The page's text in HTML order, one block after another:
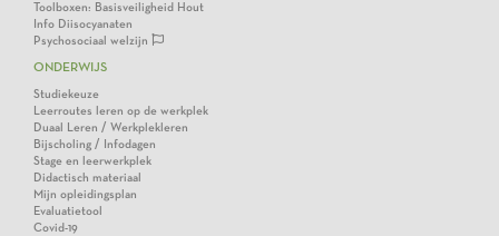
Toolboxen: Basisveiligheid Hout
Info Diisocyanaten
Psychosociaal welzijn
ONDERWIJS
Studiekeuze
Leerroutes leren op de werkplek
Duaal Leren / Werkplekleren
Bijscholing / Infodagen
Stage en leerwerkplek
Didactisch materiaal
Mijn opleidingsplan
Evaluatietool
Covid-19